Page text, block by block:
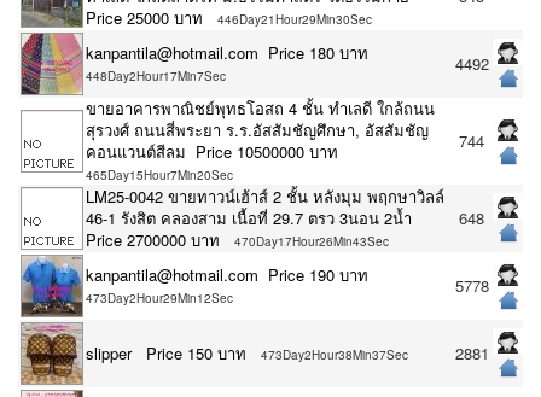
Price 25000 บาท
446Day21Hour29Min30Sec
kanpantila@hotmail.com Price 180 บาท
448Day2Hour17Min7Sec
4492
ขายอาคารพาณิชย์พุทธโอสถ 4 ชั้น ทำเลดี ใกล้ถนน
สุรวงศ์ ถนนสี่พระยา ร.ร.อัสสัมชัญศึกษา, อัสสัมชัญ
คอนแวนต์สีลม Price 10500000 บาท
465Day15Hour7Min20Sec
744
LM25-0042 ขายทาวน์เฮ้าส์ 2 ชั้น หลังมุม พฤกษาวิลล์
46-1 รังสิต คลองสาม เนื้อที่ 29.7 ตรว 3นอน 2น้ำ
Price 2700000 บาท
470Day17Hour26Min43Sec
648
kanpantila@hotmail.com Price 190 บาท
473Day2Hour29Min12Sec
5778
slipper Price 150 บาท 473Day2Hour38Min37Sec 2881